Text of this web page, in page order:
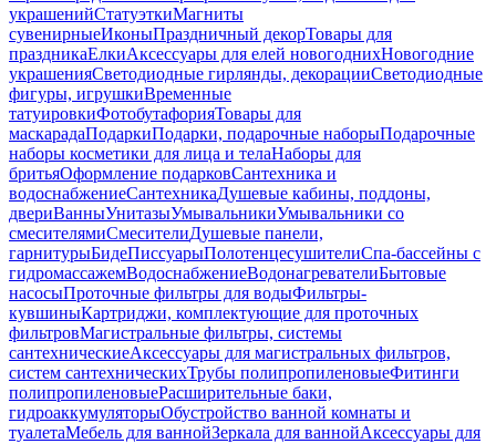
украшенийСтатуэткиМагниты
сувенирныеИконыПраздничный декорТовары для
праздникаЕлкиАксессуары для елей новогоднихНовогодние
украшенияСветодиодные гирлянды, декорацииСветодиодные
фигуры, игрушкиВременные
татуировкиФотобутафорияТовары для
маскарадаПодаркиПодарки, подарочные наборыПодарочные
наборы косметики для лица и телаНаборы для
бритьяОформление подарковСантехника и
водоснабжениеСантехникаДушевые кабины, поддоны,
двериВанныУнитазыУмывальникиУмывальники со
смесителямиСмесителиДушевые панели,
гарнитурыБидеПиссуарыПолотенцесушителиСпа-бассейны с
гидромассажемВодоснабжениеВодонагревателиБытовые
насосыПроточные фильтры для водыФильтры-
кувшиныКартриджи, комплектующие для проточных
фильтровМагистральные фильтры, системы
сантехническиеАксессуары для магистральных фильтров,
систем сантехническихТрубы полипропиленовыеФитинги
полипропиленовыеРасширительные баки,
гидроаккумуляторыОбустройство ванной комнаты и
туалетаМебель для ваннойЗеркала для ваннойАксессуары для